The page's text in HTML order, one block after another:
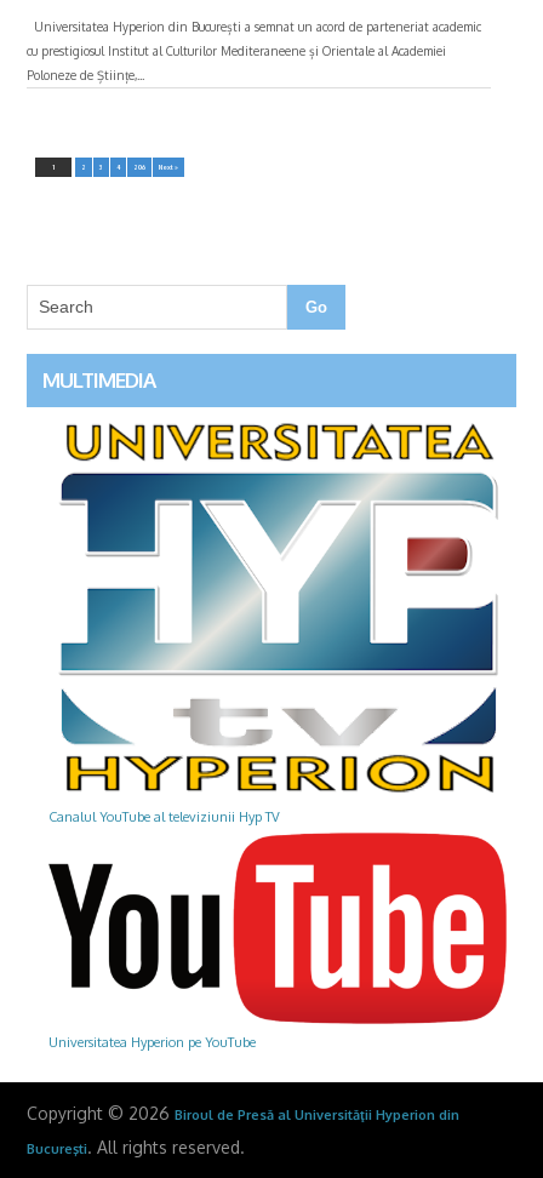
Universitatea Hyperion din București a semnat un acord de parteneriat academic
cu prestigiosul Institut al Culturilor Mediteraneene și Orientale al Academiei
Poloneze de Științe,...
1 2 3 4 206 Next »
MULTIMEDIA
Canalul YouTube al televiziunii Hyp TV
Universitatea Hyperion pe YouTube
Copyright © 2026Biroul de Presă al Universităţii Hyperion din
Bucureşti. All rights reserved.